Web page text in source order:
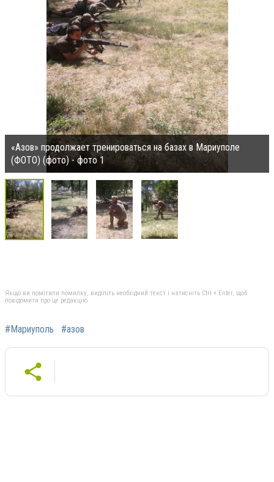
«Азов» продолжает тренироваться на базах в Мариуполе
(ФОТО) (фото) - фото 1
Якщо ви помітили помилку, виділіть необхідний текст і натисніть Ctrl + Enter, щоб
повідомити про це редакцію
#Мариуполь #азов